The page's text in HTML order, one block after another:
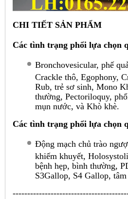
CHI TIẾT SẢN PHẨM
Các tình trạng phổi lựa chọn
Bronchovesicular, phế
Crackle thô, Egophony,
Rub, trẻ sơ sinh, Mono
thường, Pectoriloquy,
mụn nước, và Khò khè.
Các tình trạng phổi lựa chọn
Động mạch chủ trào
khiếm khuyết,
bệnh hẹp, bình thường,
S3Gallop, S4 Gallop,